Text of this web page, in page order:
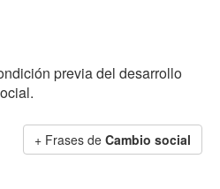
previa del desarrollo
+ Frases de Cambio social